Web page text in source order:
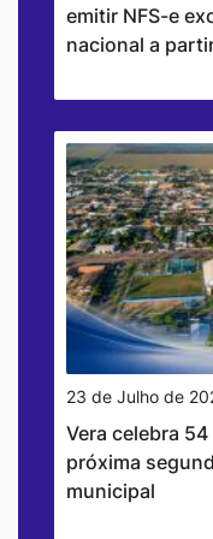
emitir NFS-e
nacional a
23 de Julho de
Vera celebra
próxima
municipal